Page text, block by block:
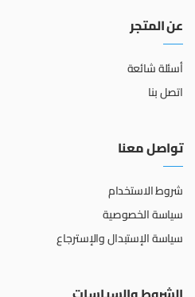
عن المتجر
أسئلة شائعة
اتصل بنا
تواصل معنا
شروط الاستخدام
سياسة الخصوصية
سياسة الإستبدال والإسترجاع